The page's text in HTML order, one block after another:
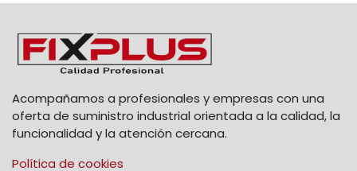
Acompañamos a profesionales y empresas con una
oferta de suministro industrial orientada a la calidad, la
funcionalidad y la atención cercana.
Política de cookies